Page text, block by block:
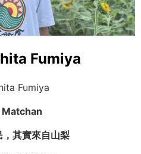
改變我人生的感動。
步到硬派探險，全力協助
日常。
Fumiya
Fumiya
Matchan
其實來自山梨